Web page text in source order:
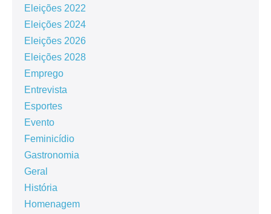
Eleições 2022
Eleições 2024
Eleições 2026
Eleições 2028
Emprego
Entrevista
Esportes
Evento
Feminicídio
Gastronomia
Geral
História
Homenagem